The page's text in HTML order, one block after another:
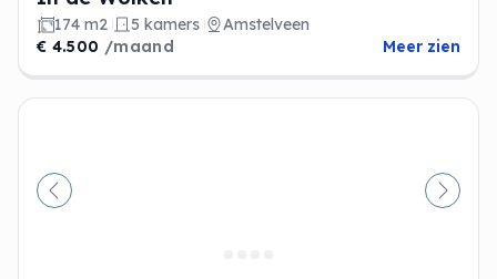
174 m2 5 kamers
Amstelveen
€ 4.500 /maand Meer zien
Vorige